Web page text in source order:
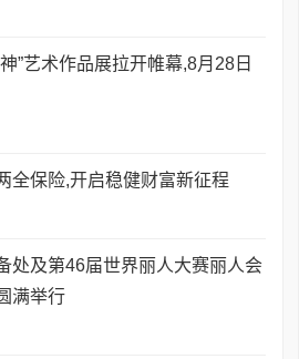
”艺术作品展拉开帷幕,8月28日
全保险,开启稳健财富新征程
处及第46届世界丽人大赛丽人会
满举行